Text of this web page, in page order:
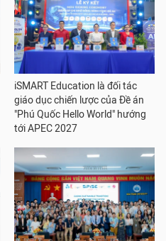
iSMART Education là đối tác
giáo dục chiến lược của Đề án
"Phú Quốc Hello World" hướng
tới APEC 2027